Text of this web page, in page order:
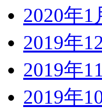
2020年1
2019年
2019年
2019年